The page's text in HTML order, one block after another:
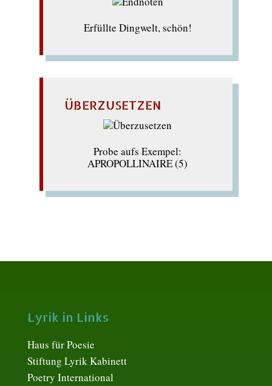
Erfüllte Dingwelt, schön!
ÜBERZUSETZEN
Probe aufs Exempel:
APROPOLLINAIRE (5)
Lyrik in Links
Haus für Poesie
Stiftung Lyrik Kabinett
Poetry International